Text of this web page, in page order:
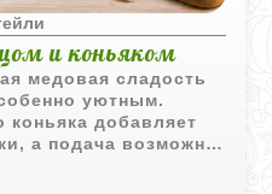
и коньяком
медовая сладость
уютным.
добавляет
а подача возможна
виде.